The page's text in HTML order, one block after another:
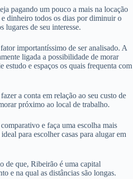
pagando um pouco a mais na locação
dinheiro todos os dias por diminuir o
lugares de seu interesse.
importantíssimo de ser analisado. A
ligada a possibilidade de morar
estudo e espaços os quais frequenta com
a conta em relação ao seu custo de
próximo ao local de trabalho.
e faça uma escolha mais
para escolher casas para alugar em
de que, Ribeirão é uma capital
e na qual as distâncias são longas.